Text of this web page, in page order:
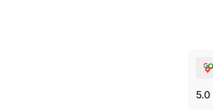
5.0